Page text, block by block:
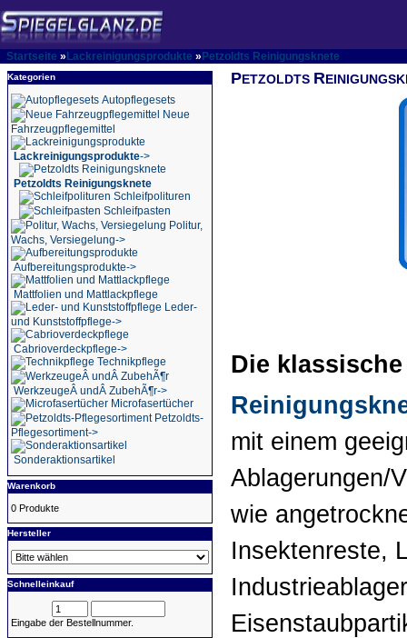
Startseite » Lackreinigungsprodukte » Petzoldts Reinigungsknete
Kategorien
Autopflegesets
Neue
Fahrzeugpflegemittel
Lackreinigungsprodukte->
Petzoldts Reinigungsknete
Schleifpolituren
Schleifpasten
Politur,
Wachs, Versiegelung->
Aufbereitungsprodukte->
Mattfolien und Mattlackpflege
Leder-
und Kunststoffpflege->
Cabrioverdeckpflege->
Technikpflege
WerkzeugeÂ undÂ ZubehÃ¶r->
Microfasertücher
Petzoldts-
Pflegesortiment->
Sonderaktionsartikel
Warenkorb
0 Produkte
Hersteller
Schnelleinkauf
Eingabe der Bestellnummer.
PETZOLDTS R
Die
mit einem
Ablagerungen/
wie
Insektenreste,